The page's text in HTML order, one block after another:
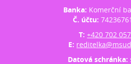
Banka: Komerční
Č. účtu:
T:+420 702
E:
Datová schránka: